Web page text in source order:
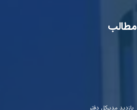
بازدید مدیرکل دفتر